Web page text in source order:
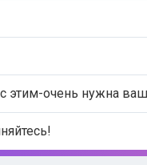
с этим-очень нужна